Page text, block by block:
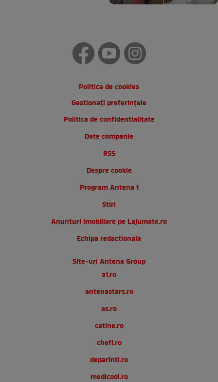
Politica de cookies
Gestionați preferințele
Politica de confidentialitate
Date companie
RSS
Despre cookie
Program Antena 1
Stiri
Anunturi imobiliare pe Lajumate.ro
Echipa redactionala
Site-uri Antena Group
a1.ro
antenastars.ro
as.ro
catine.ro
chefi.ro
deparinti.ro
medicool.ro